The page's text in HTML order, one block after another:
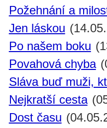
Požehnání a
Jen láskou
Po našem boku
Povahová chyba
Sláva buď muži,
Nejkratší cesta
Dost času